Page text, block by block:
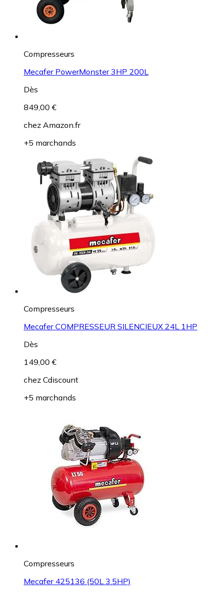
Compresseurs
Mecafer PowerMonster 3HP 200L
Dès
849,00 €
chez Amazon.fr
+5 marchands
Compresseurs
Mecafer COMPRESSEUR SILENCIEUX 24L 1HP
Dès
149,00 €
chez Cdiscount
+5 marchands
Compresseurs
Mecafer 425136 (50L 3.5HP)